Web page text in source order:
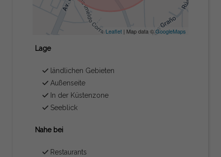
Leaflet| Map data ©GoogleMaps
Lage
ländlichen Gebieten
Außenseite
In der Küstenzone
Seeblick
Nahe bei
Restaurants